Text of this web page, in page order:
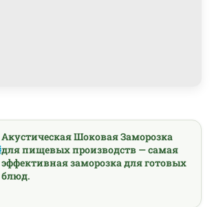
Акустическая Шоковая Заморозка
для пищевых производств — самая
эффективная заморозка для готовых
блюд.